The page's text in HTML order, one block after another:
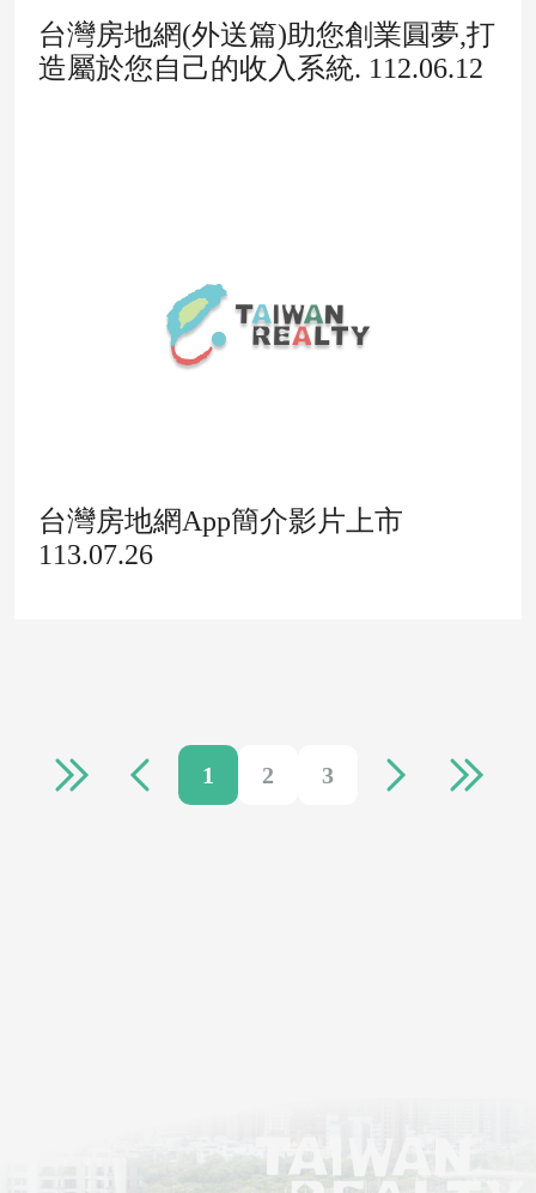
台灣房地網(外送篇)助您創業圓夢,打
造屬於您自己的收入系統. 112.06.12
台灣房地網App簡介影片上市
113.07.26
1 2 3